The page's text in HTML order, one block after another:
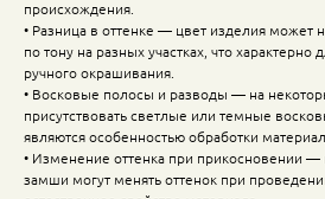
происхождения.
• Разница в оттенке — цвет изделия может
по тону на разных участках, что характерно
ручного окрашивания.
• Восковые полосы и разводы — на
присутствовать светлые или темные
являются особенностью обработки
• Изменение оттенка при прикосновении
замши могут менять оттенок при